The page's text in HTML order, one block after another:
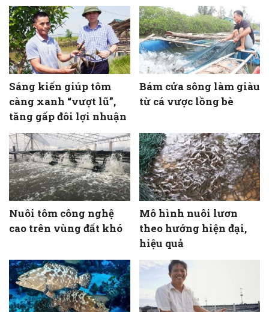
Sáng kiến giúp tôm
càng xanh “vượt lũ”,
tăng gấp đôi lợi nhuận
Bám cửa sông làm giàu
từ cá vược lồng bè
Nuôi tôm công nghệ
cao trên vùng đất khó
Mô hình nuôi lươn
theo hướng hiện đại,
hiệu quả